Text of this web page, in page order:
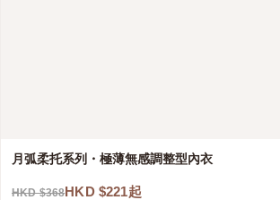
月弧柔托系列・極薄無感調整型內衣
HKD $368HKD $221起